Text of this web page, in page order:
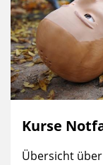
Kurse
Übersicht